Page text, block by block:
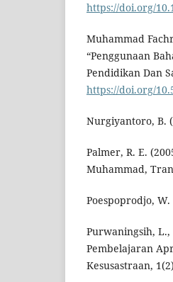
https://doi.org/
Muhammad
“Penggunaan
Pendidikan Dan
https://doi.org/
Nurgiyantoro, B.
Palmer, R. E.
Muhammad,
Poespoprodjo,
Purwaningsih, L.,
Pembelajaran
Kesusastraan,